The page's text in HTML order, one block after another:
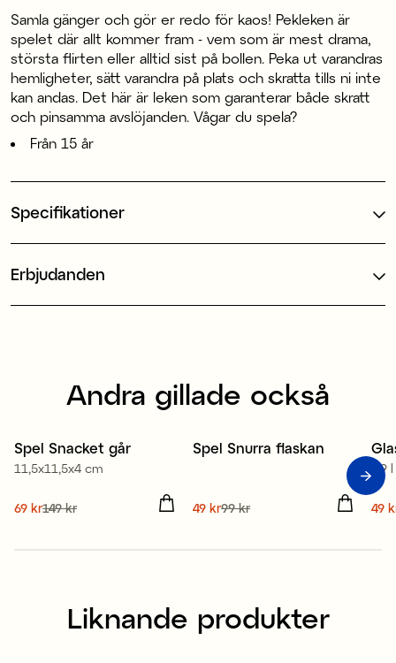
Samla gänger och gör er redo för kaos! Pekleken är
spelet där allt kommer fram - vem som är mest drama,
största flirten eller alltid sist på bollen. Peka ut varandras
hemligheter, sätt varandra på plats och skratta tills ni inte
kan andas. Det här är leken som garanterar både skratt
och pinsamma avslöjanden. Vågar du spela?
Från 15 år
Specifikationer
Erbjudanden
Andra gillade också
Sale
Spel Snacket går
11,5x11,5x4 cm
Nuvarande pris
69 kr149 kr
Sale
Spel Snurra flaskan
Nuvarande pris
49 kr99 kr
0,9 l
49
Liknande produkter